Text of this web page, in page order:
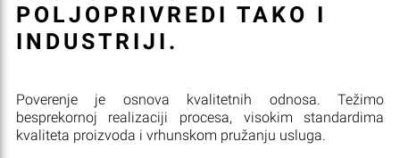
POLJOPRIVREDI TAKO I
INDUSTRIJI.
Poverenje je osnova kvalitetnih odnosa. Težimo
besprekornoj realizaciji procesa, visokim standardima
kvaliteta proizvoda i vrhunskom pružanju usluga.